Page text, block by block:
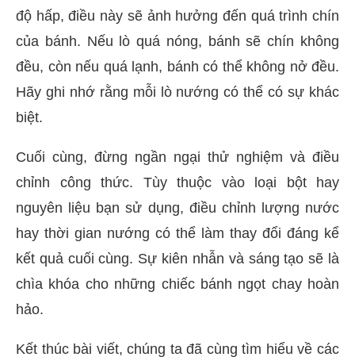
độ hấp, điều này sẽ ảnh hưởng đến quá trình chín
của bánh. Nếu lò quá nóng, bánh sẽ chín không
đều, còn nếu quá lạnh, bánh có thể không nở đều.
Hãy ghi nhớ rằng mỗi lò nướng có thể có sự khác
biệt.
Cuối cùng, đừng ngần ngại thử nghiệm và điều
chỉnh công thức. Tùy thuộc vào loại bột hay
nguyên liệu bạn sử dụng, điều chỉnh lượng nước
hay thời gian nướng có thể làm thay đổi đáng kể
kết quả cuối cùng. Sự kiên nhẫn và sáng tạo sẽ là
chìa khóa cho những chiếc bánh ngọt chay hoàn
hảo.
Kết thúc bài viết, chúng ta đã cùng tìm hiểu về các